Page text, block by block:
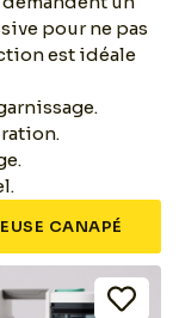
pour ne pas
est idéale
CANAPÉ